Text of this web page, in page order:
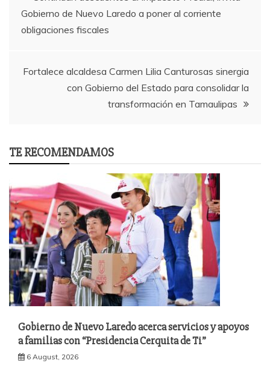
navigation
Gobierno de Nuevo Laredo a poner al corriente
obligaciones fiscales
Fortalece alcaldesa Carmen Lilia Canturosas sinergia
con Gobierno del Estado para consolidar la
transformación en Tamaulipas
TE RECOMENDAMOS
Gobierno de Nuevo Laredo acerca servicios y apoyos
a familias con “Presidencia Cerquita de Ti”
6 August, 2026